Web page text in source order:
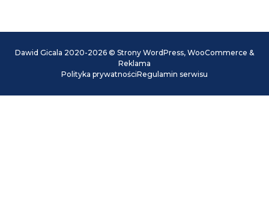
Dawid Gicala 2020-2026 © Strony WordPress, WooCommerce &
Reklama
Polityka prywatnościRegulamin serwisu